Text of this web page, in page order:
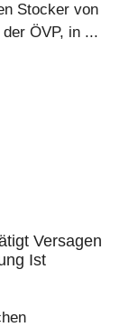
Stocker von
ÖVP, in ...
Versagen
Ist